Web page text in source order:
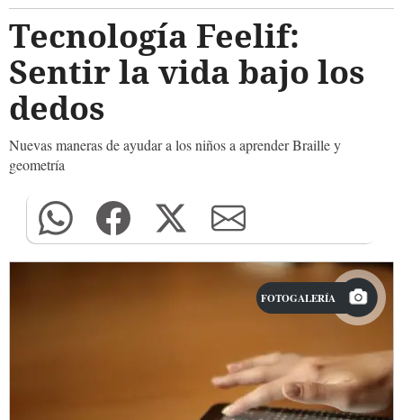
Tecnología Feelif:
Sentir la vida bajo los
dedos
Nuevas maneras de ayudar a los niños a aprender Braille y
geometría
FOTOGALERÍA